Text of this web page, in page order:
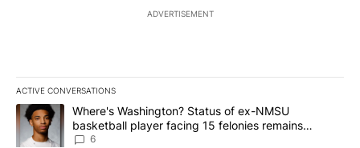
ADVERTISEMENT
ACTIVE CONVERSATIONS
The following is a list of the most commented articles in the last
A trending article titled "Where's Washington? Status of ex-
Where's Washington? Status of ex-NMSU
basketball player facing 15 felonies remains
unknown
6